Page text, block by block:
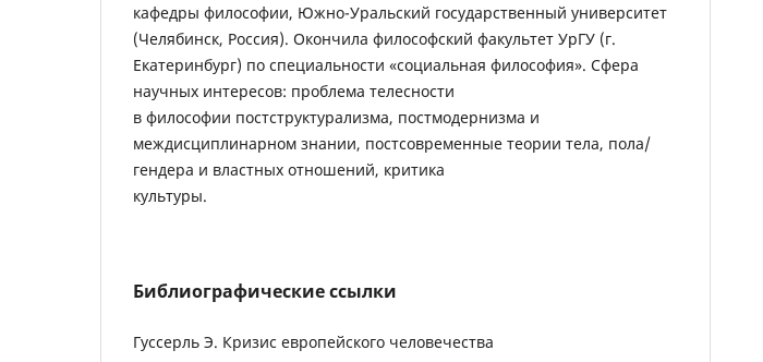
кафедры философии, Южно-Уральский государственный университет
(Челябинск, Россия). Окончила философский факультет УрГУ (г.
Екатеринбург) по специальности «социальная философия». Сфера
научных интересов: проблема телесности
в философии постструктурализма, постмодернизма и
междисциплинарном знании, постсовременные теории тела, пола/
гендера и властных отношений, критика
культуры.
Библиографические ссылки
Гуссерль Э. Кризис европейского человечества